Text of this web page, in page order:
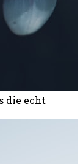
die echt